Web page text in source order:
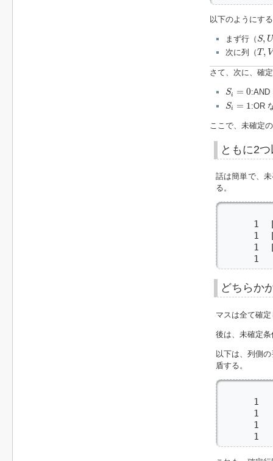
以下のようにす
まず行（ S, U
S, U
次に列（T , V
T,V
さて、次に、確
Si = 0
Si :AND
Si = 1
Si :OR
ここで、未確定
ともに2
話は簡単で、
る。
1
1
1
1
どちらか
マスは全て確
後は、未確定
以下は、列側
盾する。
1
1
1
1